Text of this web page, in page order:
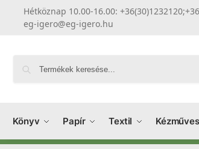
Hétköznap 10.00-16.00:
eg-igero@eg-igero.hu
Könyv Papír Textil Kézműves